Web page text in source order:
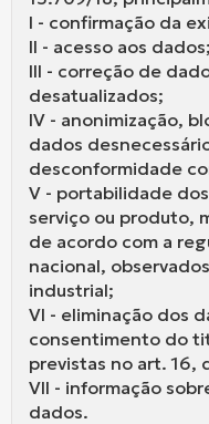
I - confirmação da
II - acesso aos dados;
III - correção de
desatualizados;
IV - anonimização,
dados
desconformidade
V - portabilidade
serviço ou produto,
de acordo com a
nacional,
industrial;
VI - eliminação dos
consentimento do
previstas no art. 16,
VII - informação
dados.